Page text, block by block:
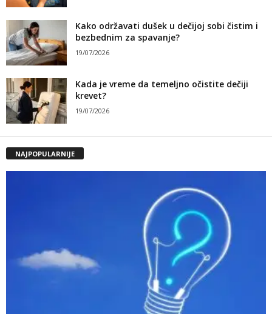
Kako održavati dušek u dečijoj sobi čistim i
bezbednim za spavanje?
19/07/2026
Kada je vreme da temeljno očistite dečiji
krevet?
19/07/2026
NAJPOPULARNIJE